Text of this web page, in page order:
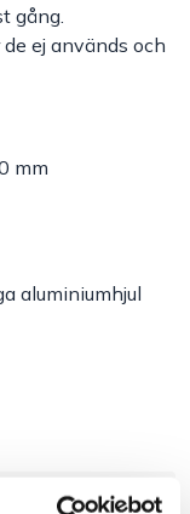
gång.
ej används och
mm
aluminiumhjul
dagar